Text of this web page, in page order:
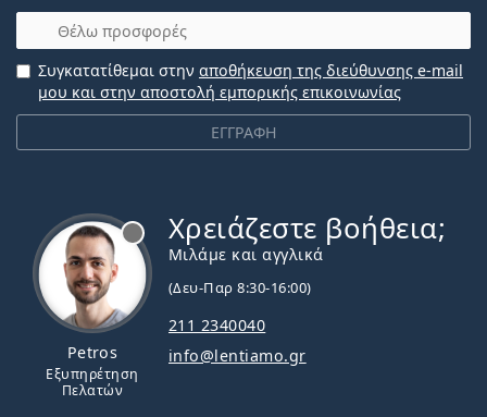
Email
ΕΓΓΡΑΦΗ
Συγκατατίθεμαι στην αποθήκευση της διεύθυνσης e-mail
μου και στην αποστολή εμπορικής επικοινωνίας
Petros
Εξυπηρέτηση
Πελατών
Χρειάζεστε βοήθεια;
Μιλάμε και αγγλικά
(Δευ-Παρ 8:30-16:00)
211 2340040
info@lentiamo.gr